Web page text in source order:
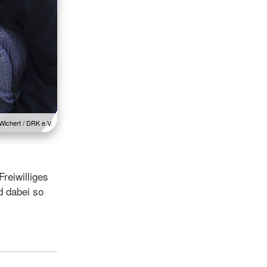
/ DRK e.V.
dabei so